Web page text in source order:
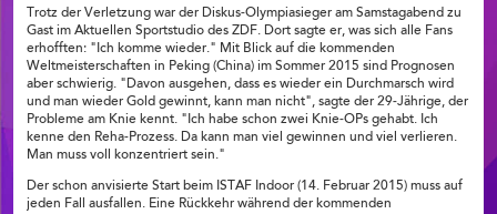
Trotz der Verletzung war der Diskus-Olympiasieger am Samstagabend zu
Gast im Aktuellen Sportstudio des ZDF. Dort sagte er, was sich alle Fans
erhofften: "Ich komme wieder." Mit Blick auf die kommenden
Weltmeisterschaften in Peking (China) im Sommer 2015 sind Prognosen
aber schwierig. "Davon ausgehen, dass es wieder ein Durchmarsch wird
und man wieder Gold gewinnt, kann man nicht", sagte der 29-Jährige, der
Probleme am Knie kennt. "Ich habe schon zwei Knie-OPs gehabt. Ich
kenne den Reha-Prozess. Da kann man viel gewinnen und viel verlieren.
Man muss voll konzentriert sein."
Der schon anvisierte Start beim ISTAF Indoor (14. Februar 2015) muss auf
jeden Fall ausfallen. Eine Rückkehr während der kommenden